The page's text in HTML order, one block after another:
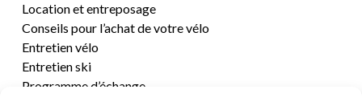
Location et entreposage
Conseils pour l’achat de votre vélo
Entretien vélo
Entretien ski
Programme d’échange